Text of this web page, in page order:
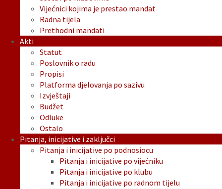
Vijećnici kojima je prestao mandat
Radna tijela
Prethodni mandati
Akti
Statut
Poslovnik o radu
Propisi
Platforma djelovanja po sazivu
Izvještaji
Budžet
Odluke
Ostalo
Pitanja, inicijative i zaključci
Pitanja i inicijative po podnosiocu
Pitanja i inicijative po vijećniku
Pitanja i inicijative po klubu
Pitanja i inicijative po radnom tijelu